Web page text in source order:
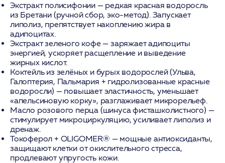
Экстракт полисифонии — редкая красная водоросль
из Бретани (ручной сбор, эко-метод). Запускает
липолиз, препятствует накоплению жира в
адипоцитах.
Экстракт зеленого кофе— заряжает адипоциты
энергией, ускоряет расщепление и выведение
жирных кислот.
Коктейль из зелёных и бурых водорослей(Ульва,
Галоптерия, Пальмария + гидролизованные красные
водоросли) — повышает эластичность, уменьшает
«апельсиновую корку», разглаживает микрорельеф.
Масло розового перца (шинуса фисташколистного) —
стимулирует микроциркуляцию, усиливает липолиз и
дренаж.
Токоферол + OLIGOMER® — мощные антиоксиданты,
защищают клетки от окислительного стресса,
продлевают упругость кожи.